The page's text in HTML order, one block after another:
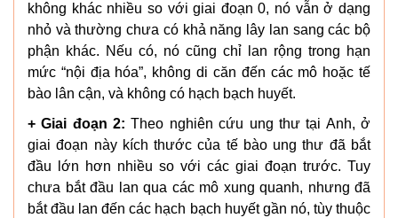
không khác nhiều so với giai đoạn 0, nó vẫn ở dạng
nhỏ và thường chưa có khả năng lây lan sang các bộ
phận khác. Nếu có, nó cũng chỉ lan rộng trong hạn
mức “nội địa hóa”, không di căn đến các mô hoặc tế
bào lân cận, và không có hạch bạch huyết.
+ Giai đoạn 2:Theo nghiên cứu ung thư tại Anh, ở
giai đoạn này kích thước của tế bào ung thư đã bắt
đầu lớn hơn nhiều so với các giai đoạn trước. Tuy
chưa bắt đầu lan qua các mô xung quanh, nhưng đã
bắt đầu lan đến các hạch bạch huyết gần nó, tùy thuộc